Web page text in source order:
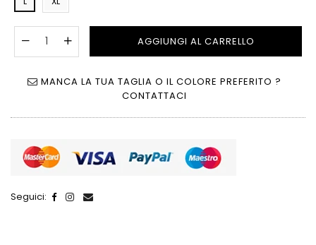
AGGIUNGI AL CARRELLO
MANCA LA TUA TAGLIA O IL COLORE PREFERITO ?
CONTATTACI
Seguici: